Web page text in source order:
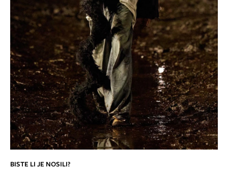
BISTE LI JE NOSILI?